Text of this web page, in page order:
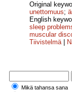
Original
unettomuus;
English
sleep
muscular
Tiivistelmä|
Mikä tahansa sana